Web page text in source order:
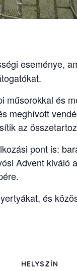
eseménye,
és
meghívott
az
pont is:
Advent kiváló
és
HELYSZÍN